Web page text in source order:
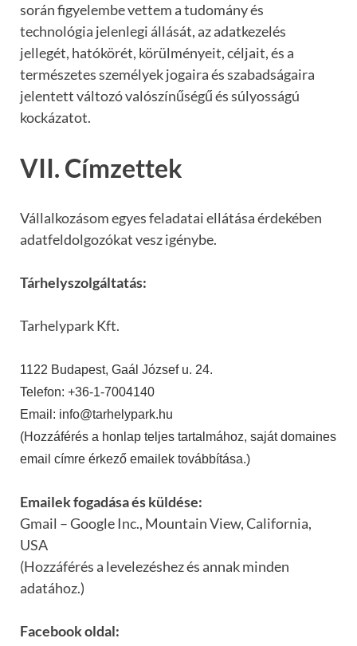
során figyelembe vettem a tudomány és
technológia jelenlegi állását, az adatkezelés
jellegét, hatókörét, körülményeit, céljait, és a
természetes személyek jogaira és szabadságaira
jelentett változó valószínűségű és súlyosságú
kockázatot.
VII. Címzettek
Vállalkozásom egyes feladatai ellátása érdekében
adatfeldolgozókat vesz igénybe.
Tárhelyszolgáltatás:
Tarhelypark Kft.
1122 Budapest, Gaál József u. 24.
Telefon: +36-1-7004140
Email: info@tarhelypark.hu
(Hozzáférés a honlap teljes tartalmához, saját domaines
email címre érkező emailek továbbítása.)
Emailek fogadása és küldése:
Gmail – Google Inc., Mountain View, California,
USA
(Hozzáférés a levelezéshez és annak minden
adatához.)
Facebook oldal: